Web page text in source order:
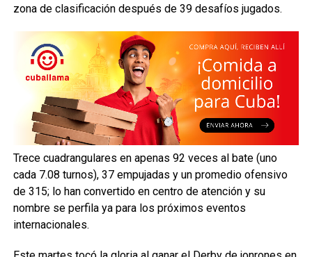
zona de clasificación después de 39 desafíos jugados.
Trece cuadrangulares en apenas 92 veces al bate (uno
cada 7.08 turnos), 37 empujadas y un promedio ofensivo
de 315; lo han convertido en centro de atención y su
nombre se perfila ya para los próximos eventos
internacionales.